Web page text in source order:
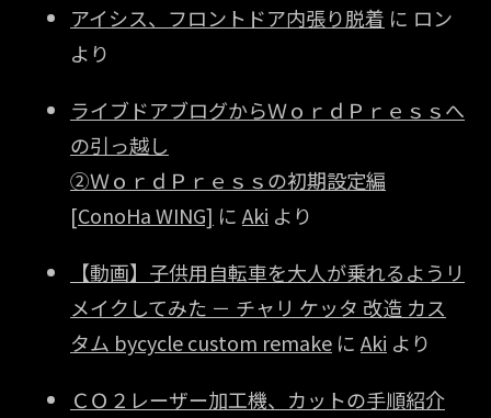
アイシス、フロントドア内張り脱着 に ロン
より
ライブドアブログからＷｏｒｄＰｒｅｓｓへ
の引っ越し
②ＷｏｒｄＰｒｅｓｓの初期設定編
[ConoHa WING] に Aki より
【動画】子供用自転車を大人が乗れるようリ
メイクしてみた － チャリ ケッタ 改造 カス
タム bycycle custom remake に Aki より
ＣＯ２レーザー加工機、カットの手順紹介